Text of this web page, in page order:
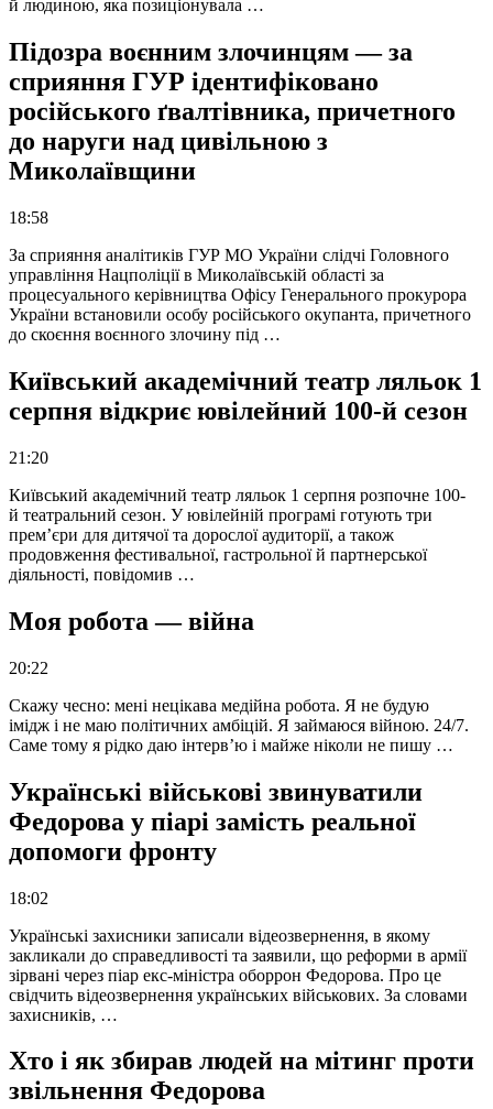
й людиною, яка позиціонувала …
Підозра воєнним злочинцям — за
сприяння ГУР ідентифіковано
російського ґвалтівника, причетного
до наруги над цивільною з
Миколаївщини
18:58
За сприяння аналітиків ГУР МО України слідчі Головного
управління Нацполіції в Миколаївській області за
процесуального керівництва Офісу Генерального прокурора
України встановили особу російського окупанта, причетного
до скоєння воєнного злочину під …
Київський академічний театр ляльок 1
серпня відкриє ювілейний 100-й сезон
21:20
Київський академічний театр ляльок 1 серпня розпочне 100-
й театральний сезон. У ювілейній програмі готують три
прем’єри для дитячої та дорослої аудиторії, а також
продовження фестивальної, гастрольної й партнерської
діяльності, повідомив …
Моя робота — війна
20:22
Скажу чесно: мені нецікава медійна робота. Я не будую
імідж і не маю політичних амбіцій. Я займаюся війною. 24/7.
Саме тому я рідко даю інтерв’ю і майже ніколи не пишу …
Українські військові звинуватили
Федорова у піарі замість реальної
допомоги фронту
18:02
Українські захисники записали відеозвернення, в якому
закликали до справедливості та заявили, що реформи в армії
зірвані через піар екс-міністра оборрон Федорова. Про це
свідчить відеозвернення українських військових. За словами
захисників, …
Хто і як збирав людей на мітинг проти
звільнення Федорова